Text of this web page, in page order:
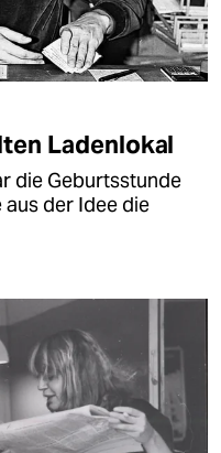
Ladenlokal
die Geburtsstunde
der Idee die